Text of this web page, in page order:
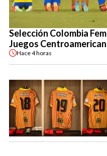
Selección Colombia
Juegos
Hace4 horas